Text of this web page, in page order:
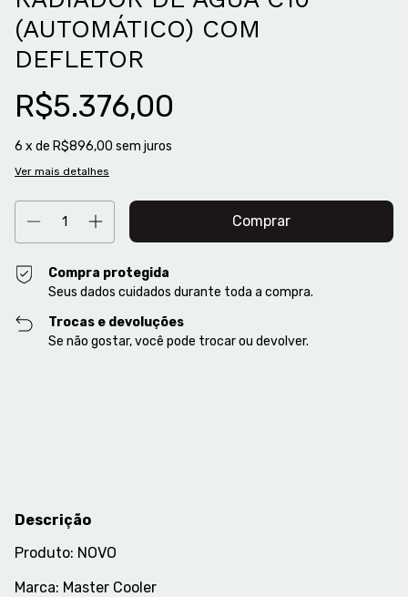
(AUTOMÁTICO) COM
DEFLETOR
R$5.376,00
6 x de R$896,00 sem juros
Ver mais detalhes
Compra protegida
Seus dados cuidados durante toda a compra.
Trocas e devoluções
Se não gostar, você pode trocar ou devolver.
Descrição
Produto: NOVO
Marca: Master Cooler